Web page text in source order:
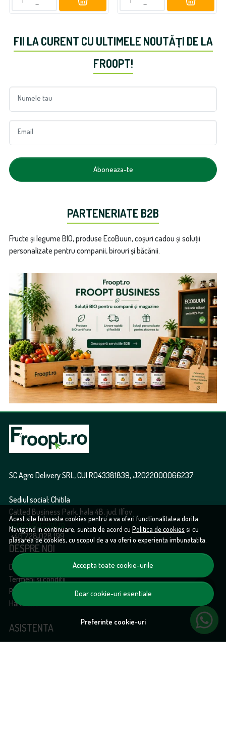
Acest site foloseste cookies pentru a va oferi functionalitatea dorita.
Navigand in continuare, sunteti de acord cu Politica de cookies si cu
plasarea de cookies, cu scopul de a va oferi o experienta imbunatatita.
Accepta toate cookie-urile
Doar cookie-uri esentiale
Preferinte cookie-uri
−
−
FII LA CURENT CU ULTIMELE NOUTĂȚI DE LA
FROOPT!
Numele tau
Email
Aboneaza-te
PARTENERIATE B2B
Fructe și legume BIO, produse EcoBuun, coșuri cadou și soluții
personalizate pentru companii, birouri și băcănii.
SC Agro Delivery SRL, CUI RO43381839, J2022000066237
Sediul social: Chitila
Catted Business Park, hala 4B, jud. Ilfov
suport@froopt.ro
+40 728 028 199
DESPRE NOI
Despre noi
Termeni si conditii
Politica de Cookies
Harta site
ASISTENTA